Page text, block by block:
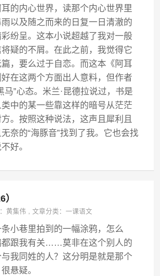
的内心世界，读那个内心世界里
以及随之而来的日复一日清澈的
纷呈。这本小说超越了我对一般
疑的不屑。在此之前，我觉得它
，要么过于自恋。而这本《阿耳
在这两个方面出人意料，但作者
马”心态。米兰·昆德拉说过，书是
中的某一些靠这样的暗号从茫茫
。按照这种说法，这声且犀利且
奈的“海豚音”找到了我。它也会找
好。
黄集伟 ,文章分类：一课语文
小巷里拍到的一幅涂鸦，怎么
都跟我有关……莫非在这个别人的
我同姓的人？这分明是就是那个
悬疑。